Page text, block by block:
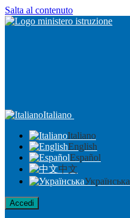
Salta al contenuto
Italiano
Italiano
English
Español
中文
Українська
Accedi